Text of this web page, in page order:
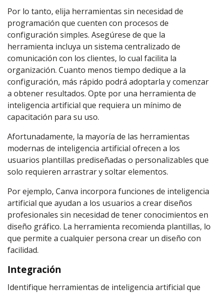
Por lo tanto, elija herramientas sin necesidad de
programación que cuenten con procesos de
configuración simples. Asegúrese de que la
herramienta incluya un sistema centralizado de
comunicación con los clientes, lo cual facilita la
organización. Cuanto menos tiempo dedique a la
configuración, más rápido podrá adoptarla y comenzar
a obtener resultados. Opte por una herramienta de
inteligencia artificial que requiera un mínimo de
capacitación para su uso.
Afortunadamente, la mayoría de las herramientas
modernas de inteligencia artificial ofrecen a los
usuarios plantillas prediseñadas o personalizables que
solo requieren arrastrar y soltar elementos.
Por ejemplo, Canva incorpora funciones de inteligencia
artificial que ayudan a los usuarios a crear diseños
profesionales sin necesidad de tener conocimientos en
diseño gráfico. La herramienta recomienda plantillas, lo
que permite a cualquier persona crear un diseño con
facilidad.
Integración
Identifique herramientas de inteligencia artificial que